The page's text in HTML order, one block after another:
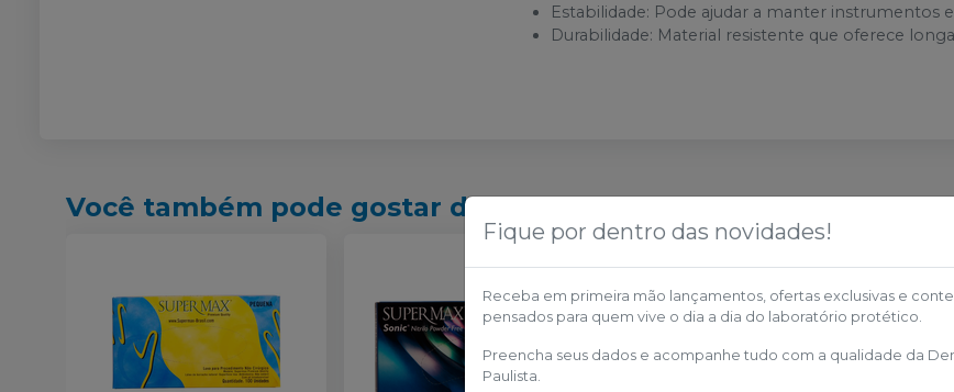
Estabilidade: Pode ajudar a manter instrumentos
Durabilidade: Material resistente que oferece
Você também pode gostar desses
Fique por dentro das novidades!
Receba em primeira mão lançamentos, ofertas exclusivas e
pensados para quem vive o dia a dia do laboratório protético.
Preencha seus dados e acompanhe tudo com a qualidade da
Paulista.